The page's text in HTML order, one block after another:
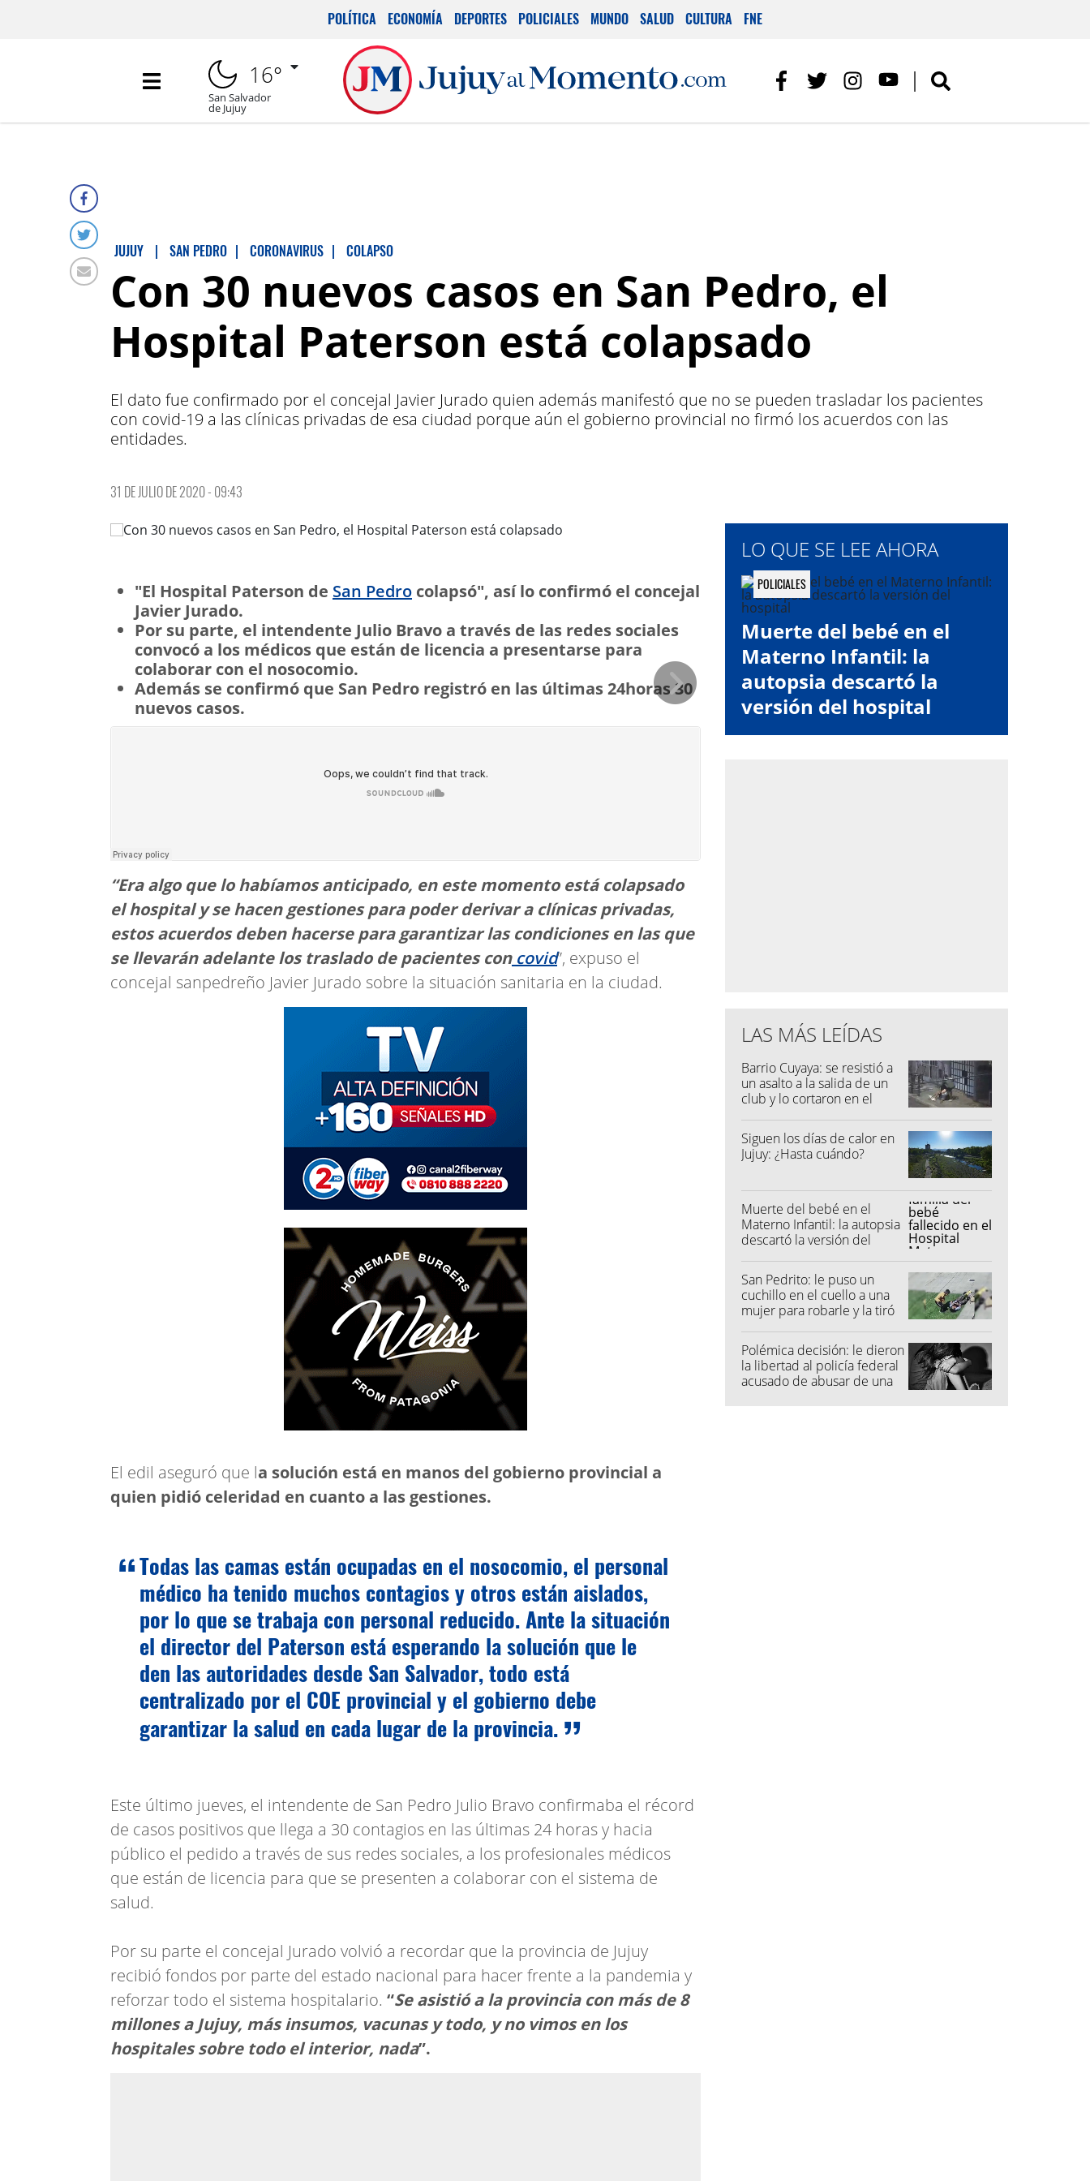
POLÍTICA ECONOMÍA DEPORTES POLICIALES MUNDO SALUD CULTURA FNE
16°
San Salvador
de Jujuy
JUJUY | SAN PEDRO | CORONAVIRUS | COLAPSO
Con 30 nuevos casos en San Pedro, el
Hospital Paterson está colapsado
El dato fue confirmado por el concejal Javier Jurado quien además manifestó que no se pueden trasladar los pacientes
con covid-19 a las clínicas privadas de esa ciudad porque aún el gobierno provincial no firmó los acuerdos con las
entidades.
31 DE JULIO DE 2020 - 09:43
"El Hospital Paterson de San Pedro colapsó", así lo confirmó el concejal
Javier Jurado.
Por su parte, el intendente Julio Bravo a través de las redes sociales
convocó a los médicos que están de licencia a presentarse para
colaborar con el nosocomio.
Además se confirmó que San Pedro registró en las últimas 24horas 30
nuevos casos.
Radio2jujuy·Javier jurado, Concejal San Pedro
“Era algo que lo habíamos anticipado, en este momento está colapsado
el hospital y se hacen gestiones para poder derivar a clínicas privadas,
estos acuerdos deben hacerse para garantizar las condiciones en las que
se llevarán adelante los traslado de pacientes concovid”, expuso el
concejal sanpedreño Javier Jurado sobre la situación sanitaria en la ciudad.
El edil aseguró que la solución está en manos del gobierno provincial a
quien pidió celeridad en cuanto a las gestiones.
Todas las camas están ocupadas en el nosocomio, el personal
médico ha tenido muchos contagios y otros están aislados,
por lo que se trabaja con personal reducido. Ante la situación
el director del Paterson está esperando la solución que le
den las autoridades desde San Salvador, todo está
centralizado por el COE provincial y el gobierno debe
garantizar la salud en cada lugar de la provincia.
Este último jueves, el intendente de San Pedro Julio Bravo confirmaba el récord
de casos positivos que llega a 30 contagios en las últimas 24 horas y hacia
público el pedido a través de sus redes sociales, a los profesionales médicos
que están de licencia para que se presenten a colaborar con el sistema de
salud.
Por su parte el concejal Jurado volvió a recordar que la provincia de Jujuy
recibió fondos por parte del estado nacional para hacer frente a la pandemia y
reforzar todo el sistema hospitalario. “Se asistió a la provincia con más de 8
millones a Jujuy, más insumos, vacunas y todo, y no vimos en los
hospitales sobre todo el interior, nada”.
LO QUE SE LEE AHORA
POLICIALES
Muerte del bebé en el
Materno Infantil: la
autopsia descartó la
versión del hospital
LAS MÁS LEÍDAS
Barrio Cuyaya: se resistió a
un asalto a la salida de un
club y lo cortaron en el
Siguen los días de calor en
Jujuy: ¿Hasta cuándo?
Muerte del bebé en el
Materno Infantil: la autopsia
descartó la versión del
San Pedrito: le puso un
cuchillo en el cuello a una
mujer para robarle y la tiró
Polémica decisión: le dieron
la libertad al policía federal
acusado de abusar de una